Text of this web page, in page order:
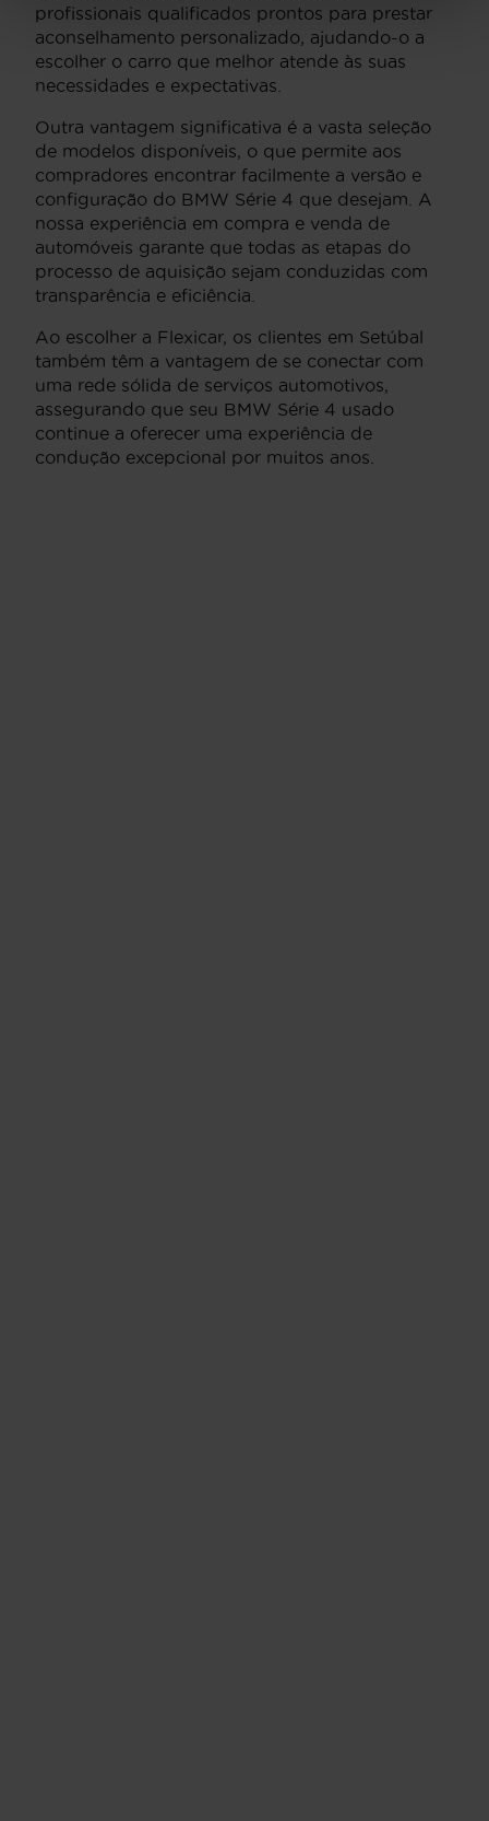
profissionais qualificados prontos para prestar
aconselhamento personalizado, ajudando-o a
escolher o carro que melhor atende às suas
necessidades e expectativas.
Outra vantagem significativa é a vasta seleção
de modelos disponíveis, o que permite aos
compradores encontrar facilmente a versão e
configuração do BMW Série 4 que desejam. A
nossa experiência em compra e venda de
automóveis garante que todas as etapas do
processo de aquisição sejam conduzidas com
transparência e eficiência.
Ao escolher a Flexicar, os clientes em Setúbal
também têm a vantagem de se conectar com
uma rede sólida de serviços automotivos,
assegurando que seu BMW Série 4 usado
continue a oferecer uma experiência de
condução excepcional por muitos anos.